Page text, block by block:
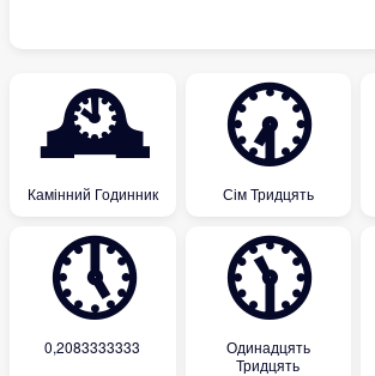
🕰
Камінний Годинник
🕢
Сім Тридцять
🕔
0,2083333333
🕦
Одинадцять
Тридцять